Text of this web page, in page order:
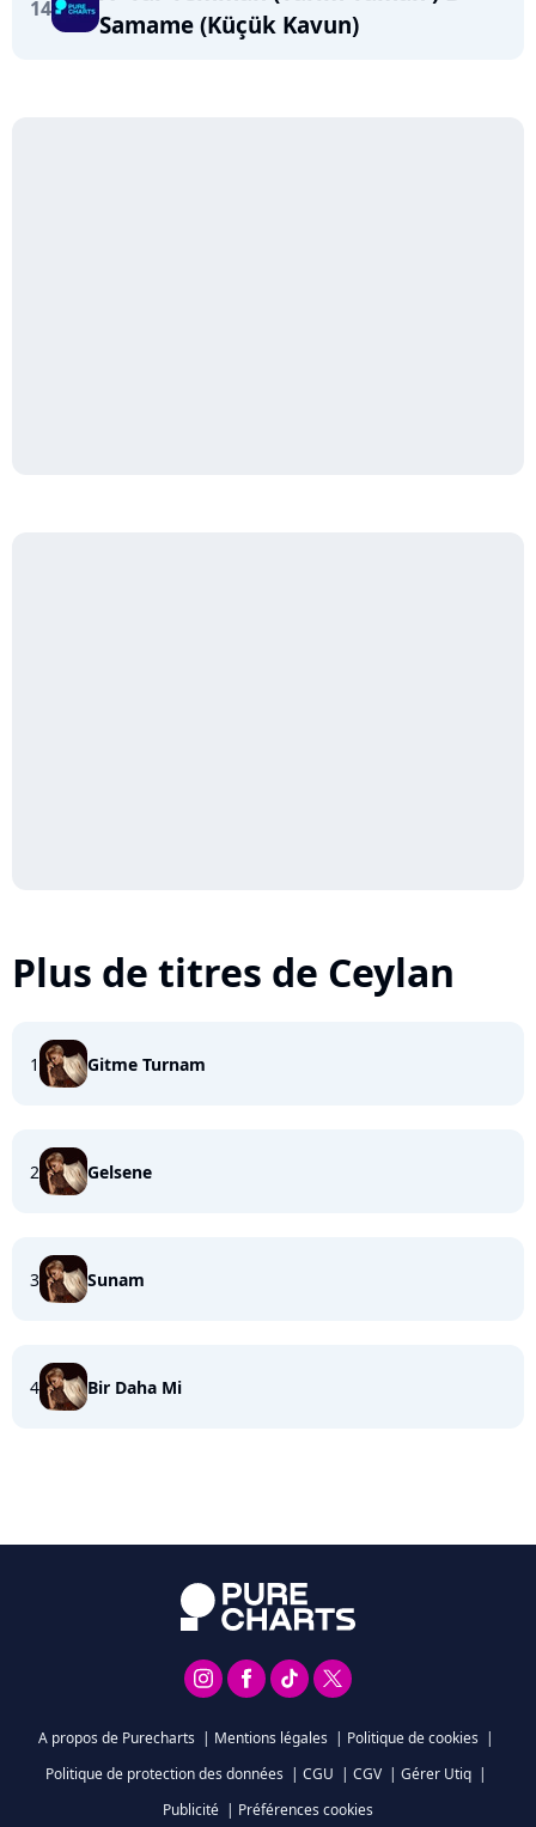
14
Samame (Küçük Kavun)
Plus de titres de Ceylan
1 Gitme Turnam
2 Gelsene
3 Sunam
4 Bir Daha Mi
A propos de Purecharts | Mentions légales | Politique de cookies |
Politique de protection des données | CGU | CGV | Gérer Utiq |
Publicité | Préférences cookies